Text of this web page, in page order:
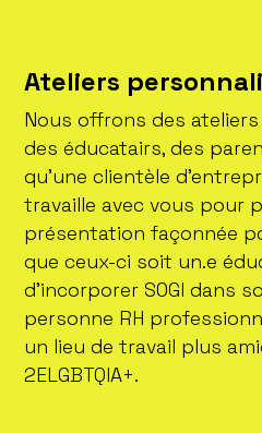
Ateliers
Nous offrons des
des éducatairs, des
qu’une clientèle
travaille avec vous pour
présentation façonnée
que ceux-ci soit un.e
d’incorporer SOGI dans
personne RH
un lieu de travail plus
2ELGBTQIA+.